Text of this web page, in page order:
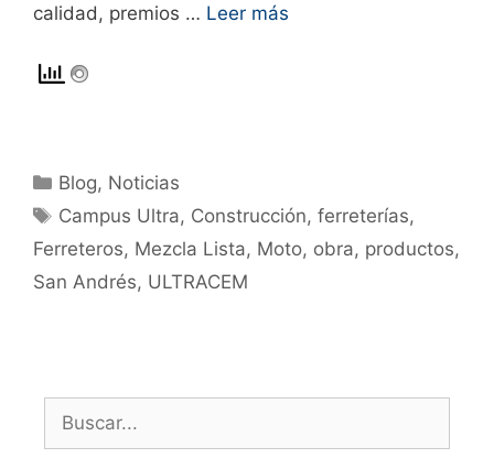
calidad, premios … Leer más
Blog, Noticias
Campus Ultra, Construcción,ferreterías,
Ferreteros, Mezcla Lista, Moto, obra, productos,
San Andrés, ULTRACEM